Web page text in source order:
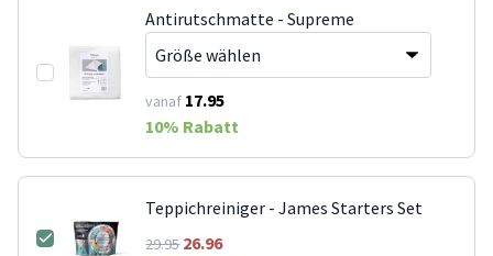
Antirutschmatte - Supreme
vanaf 17.95
10% Rabatt
Teppichreiniger - James Starters Set
29.9526.96